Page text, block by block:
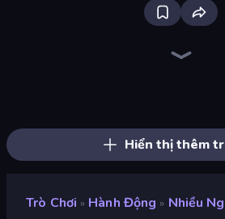
Hiển thị thêm
Trò Chơi » Hành Động » Nhiều